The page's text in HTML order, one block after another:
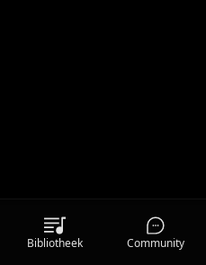
Bibliotheek Community